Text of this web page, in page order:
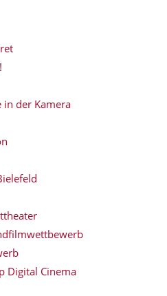
der Kamera
Digital Cinema